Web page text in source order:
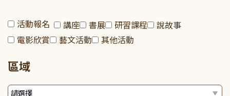
活動報名 講座 書展 研習課程
說故事
電影欣賞
藝文活動 其他活動
區域